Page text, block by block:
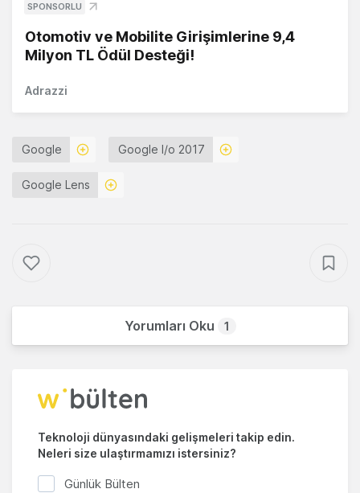
SPONSORLU
Otomotiv ve Mobilite Girişimlerine 9,4
Milyon TL Ödül Desteği!
Adrazzi
Google Google I/o 2017
Google Lens
Yorumları Oku 1
Teknoloji dünyasındaki gelişmeleri takip edin.
Neleri size ulaştırmamızı istersiniz?
Günlük Bülten